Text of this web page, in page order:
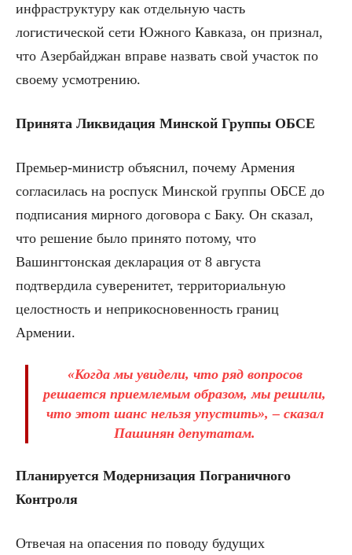
инфраструктуру как отдельную часть
логистической сети Южного Кавказа, он признал,
что Азербайджан вправе назвать свой участок по
своему усмотрению.
Принята Ликвидация Минской Группы ОБСЕ
Премьер-министр объяснил, почему Армения
согласилась на роспуск Минской группы ОБСЕ до
подписания мирного договора с Баку. Он сказал,
что решение было принято потому, что
Вашингтонская декларация от 8 августа
подтвердила суверенитет, территориальную
целостность и неприкосновенность границ
Армении.
«Когда мы увидели, что ряд вопросов
решается приемлемым образом, мы решили,
что этот шанс нельзя упустить», – сказал
Пашинян депутатам.
Планируется Модернизация Пограничного
Контроля
Отвечая на опасения по поводу будущих